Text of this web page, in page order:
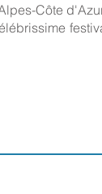
Côte